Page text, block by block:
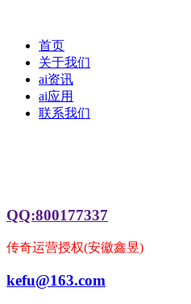
首页
关于我们
ai资讯
ai应用
联系我们
QQ:800177337
传奇运营授权(安徽鑫昱)
kefu@163.com